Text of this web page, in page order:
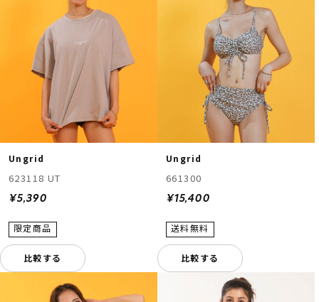
Ungrid
623118 UT
¥5,390
比較する
Ungrid
661300
¥15,400
比較する